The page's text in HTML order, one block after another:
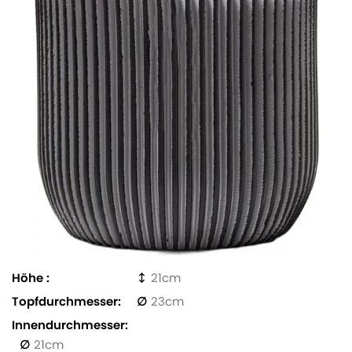
Höhe
21
Topfdurchmesser
23
Innendurchmesser
21